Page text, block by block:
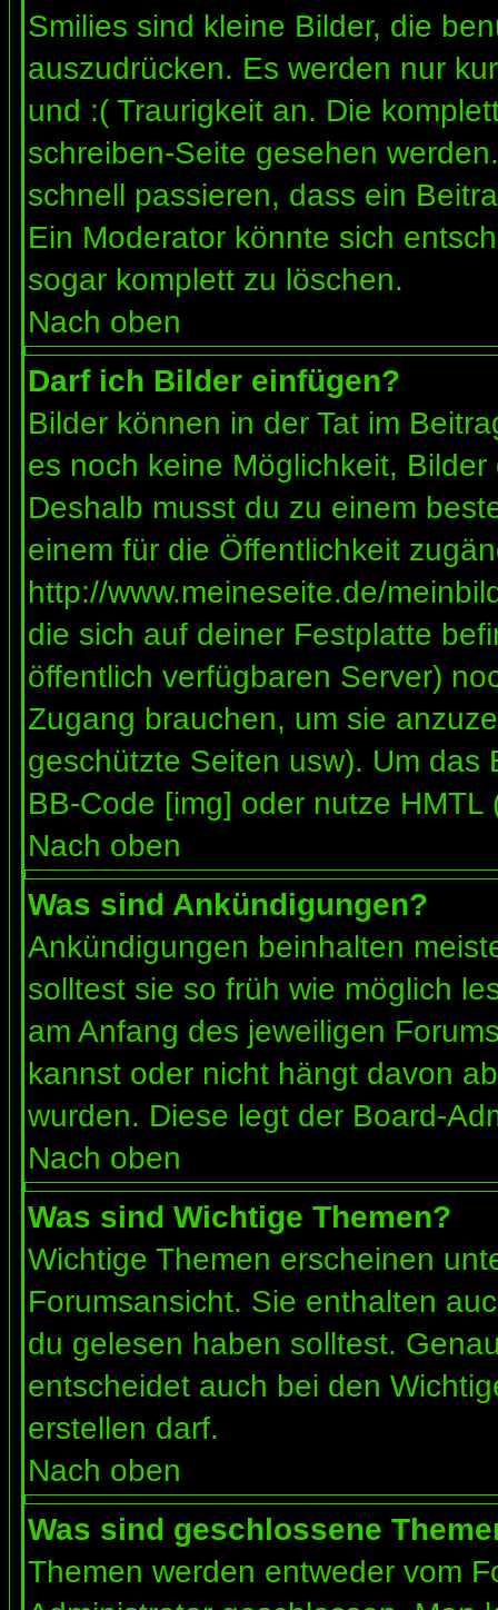
Smilies sind kleine Bilder, die
auszudrücken. Es werden nur
und :( Traurigkeit an. Die
schreiben-Seite gesehen
schnell passieren, dass ein
Ein Moderator könnte sich
sogar komplett zu löschen.
Nach oben
Darf ich Bilder einfügen?
Bilder können in der Tat im
es noch keine Möglichkeit,
Deshalb musst du zu einem
einem für die Öffentlichkeit
http://www.meineseite.de/
die sich auf deiner Festplatte
öffentlich verfügbaren Server)
Zugang brauchen, um sie
geschützte Seiten usw). Um
BB-Code [img] oder nutze HMTL
Nach oben
Was sind Ankündigungen?
Ankündigungen beinhalten
solltest sie so früh wie möglich
am Anfang des jeweiligen
kannst oder nicht hängt davon
wurden. Diese legt der Board-
Nach oben
Was sind Wichtige Themen?
Wichtige Themen erscheinen
Forumsansicht. Sie enthalten
du gelesen haben solltest.
entscheidet auch bei den
erstellen darf.
Nach oben
Was sind geschlossene
Themen werden entweder vom